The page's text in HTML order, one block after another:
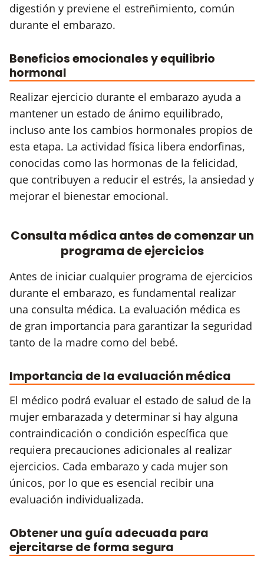
digestión y previene el estreñimiento, común
durante el embarazo.
Beneficios emocionales y equilibrio
hormonal
Realizar ejercicio durante el embarazo ayuda a
mantener un estado de ánimo equilibrado,
incluso ante los cambios hormonales propios de
esta etapa. La actividad física libera endorfinas,
conocidas como las hormonas de la felicidad,
que contribuyen a reducir el estrés, la ansiedad y
mejorar el bienestar emocional.
Consulta médica antes de comenzar un
programa de ejercicios
Antes de iniciar cualquier programa de ejercicios
durante el embarazo, es fundamental realizar
una consulta médica. La evaluación médica es
de gran importancia para garantizar la seguridad
tanto de la madre como del bebé.
Importancia de la evaluación médica
El médico podrá evaluar el estado de salud de la
mujer embarazada y determinar si hay alguna
contraindicación o condición específica que
requiera precauciones adicionales al realizar
ejercicios. Cada embarazo y cada mujer son
únicos, por lo que es esencial recibir una
evaluación individualizada.
Obtener una guía adecuada para
ejercitarse de forma segura